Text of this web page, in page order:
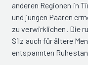
anderen Regionen in
und jungen Paaren
zu verwirklichen. Die
Silz auch für ältere
entspannten